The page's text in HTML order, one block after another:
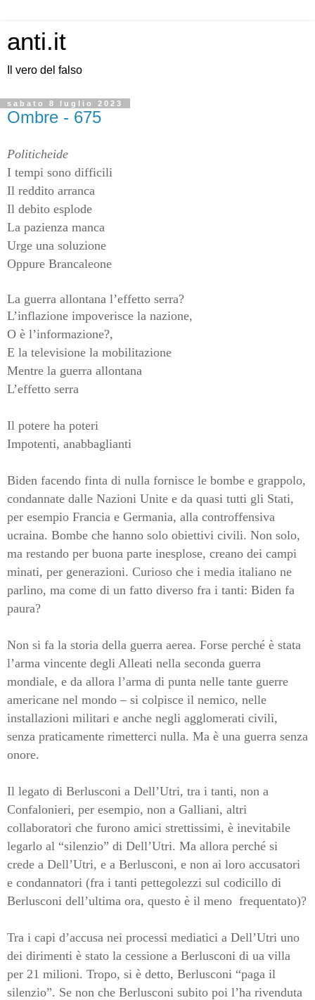
anti.it
Il vero del falso
sabato 8 luglio 2023
Ombre - 675
Politicheide
I tempi sono difficili
Il reddito arranca
Il debito esplode
La pazienza manca
Urge una soluzione
Oppure Brancaleone
La guerra allontana l’effetto serra?
L’inflazione impoverisce la nazione,
O è l’informazione?,
E la televisione la mobilitazione
Mentre la guerra allontana
L’effetto serra
Il potere ha poteri
Impotenti, anabbaglianti
Biden facendo finta di nulla fornisce le bombe e grappolo,
condannate dalle Nazioni Unite e da quasi tutti gli Stati,
per esempio Francia e Germania, alla controffensiva
ucraina. Bombe che hanno solo obiettivi civili. Non solo,
ma restando per buona parte inesplose, creano dei campi
minati, per generazioni. Curioso che i media italiano ne
parlino, ma come di un fatto diverso fra i tanti: Biden fa
paura?
Non si fa la storia della guerra aerea. Forse perché è stata
l’arma vincente degli Alleati nella seconda guerra
mondiale, e da allora l’arma di punta nelle tante guerre
americane nel mondo – si colpisce il nemico, nelle
installazioni militari e anche negli agglomerati civili,
senza praticamente rimetterci nulla. Ma è una guerra senza
onore.
Il legato di Berlusconi a Dell’Utri, tra i tanti, non a
Confalonieri, per esempio, non a Galliani, altri
collaboratori che furono amici strettissimi, è inevitabile
legarlo al “silenzio” di Dell’Utri. Ma allora perché si
crede a Dell’Utri, e a Berlusconi, e non ai loro accusatori
e condannatori (fra i tanti pettegolezzi sul codicillo di
Berlusconi dell’ultima ora, questo è il meno frequentato)?
Tra i capi d’accusa nei processi mediatici a Dell’Utri uno
dei dirimenti è stato la cessione a Berlusconi di ua villa
per 21 milioni. Tropo, si è detto, Berlusconi “paga il
silenzio”. Se non che Berlusconi subito poi l’ha rivenduta